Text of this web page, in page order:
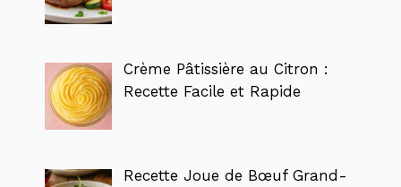
Crème Pâtissière au Citron :
Recette Facile et Rapide
Recette Joue de Bœuf Grand-